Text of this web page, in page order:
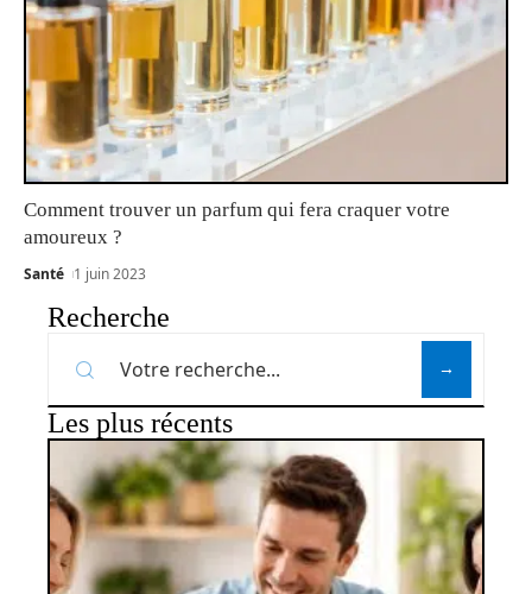
Comment trouver un parfum qui fera craquer votre
amoureux ?
Santé 1 juin 2023
Recherche
Les plus récents